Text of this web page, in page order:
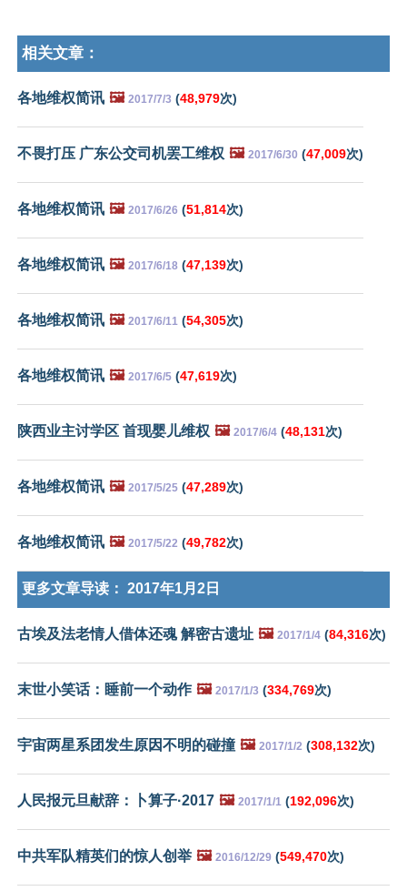
相关文章：
各地维权简讯 🖼️ 2017/7/3 (48,979次)
不畏打压 广东公交司机罢工维权 🖼️ 2017/6/30 (47,009次)
各地维权简讯 🖼️ 2017/6/26 (51,814次)
各地维权简讯 🖼️ 2017/6/18 (47,139次)
各地维权简讯 🖼️ 2017/6/11 (54,305次)
各地维权简讯 🖼️ 2017/6/5 (47,619次)
陕西业主讨学区 首现婴儿维权 🖼️ 2017/6/4 (48,131次)
各地维权简讯 🖼️ 2017/5/25 (47,289次)
各地维权简讯 🖼️ 2017/5/22 (49,782次)
更多文章导读： 2017年1月2日
古埃及法老情人借体还魂 解密古遗址 🖼️ 2017/1/4 (84,316次)
末世小笑话：睡前一个动作 🖼️ 2017/1/3 (334,769次)
宇宙两星系团发生原因不明的碰撞 🖼️ 2017/1/2 (308,132次)
人民报元旦献辞：卜算子·2017 🖼️ 2017/1/1 (192,096次)
中共军队精英们的惊人创举 🖼️ 2016/12/29 (549,470次)